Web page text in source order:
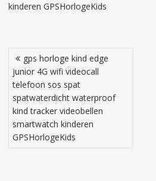
kinderen GPSHorlogeKids
Bericht
navigatie
gps horloge kind edge
junior 4G wifi videocall
telefoon sos spat
spatwaterdicht waterproof
kind tracker videobellen
smartwatch kinderen
GPSHorlogeKids